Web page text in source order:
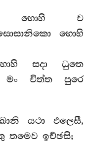
හොහි ච
හොහි
සදා ධුතෙ
මං චිත්ත පුරෙ
යථා ඵලෙසී,
තමෙව ඉච්ඡසි;